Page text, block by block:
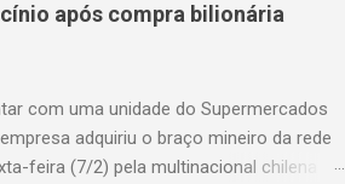
após compra bilionária
com uma unidade do Supermercados
adquiriu o braço mineiro da rede
feira (7/2) pela multinacional chilena